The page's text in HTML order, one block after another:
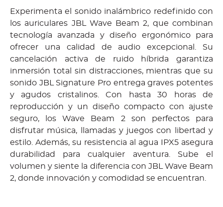
Experimenta el sonido inalámbrico redefinido con
los auriculares JBL Wave Beam 2, que combinan
tecnología avanzada y diseño ergonómico para
ofrecer una calidad de audio excepcional. Su
cancelación activa de ruido híbrida garantiza
inmersión total sin distracciones, mientras que su
sonido JBL Signature Pro entrega graves potentes
y agudos cristalinos. Con hasta 30 horas de
reproducción y un diseño compacto con ajuste
seguro, los Wave Beam 2 son perfectos para
disfrutar música, llamadas y juegos con libertad y
estilo. Además, su resistencia al agua IPX5 asegura
durabilidad para cualquier aventura. Sube el
volumen y siente la diferencia con JBL Wave Beam
2, donde innovación y comodidad se encuentran.